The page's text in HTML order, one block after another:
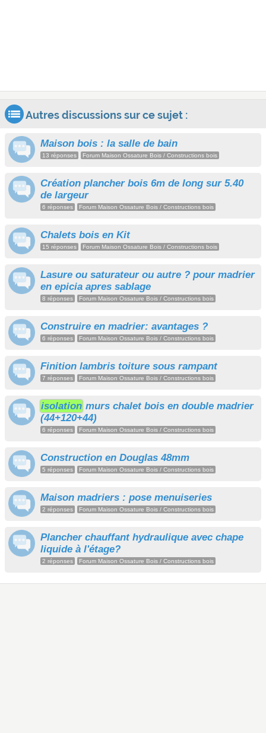
Autres discussions sur ce sujet :
Maison bois : la salle de bain
13 réponses Forum Maison Ossature Bois / Constructions bois
Création plancher bois 6m de long sur 5.40
de largeur
6 réponses Forum Maison Ossature Bois / Constructions bois
Chalets bois en Kit
15 réponses Forum Maison Ossature Bois / Constructions bois
Lasure ou saturateur ou autre ? pour madrier
en epicia apres sablage
8 réponses Forum Maison Ossature Bois / Constructions bois
Construire en madrier: avantages ?
6 réponses Forum Maison Ossature Bois / Constructions bois
Finition lambris toiture sous rampant
7 réponses Forum Maison Ossature Bois / Constructions bois
isolation murs chalet bois en double madrier
(44+120+44)
6 réponses Forum Maison Ossature Bois / Constructions bois
Construction en Douglas 48mm
5 réponses Forum Maison Ossature Bois / Constructions bois
Maison madriers : pose menuiseries
2 réponses Forum Maison Ossature Bois / Constructions bois
Plancher chauffant hydraulique avec chape
liquide à l'étage?
2 réponses Forum Maison Ossature Bois / Constructions bois